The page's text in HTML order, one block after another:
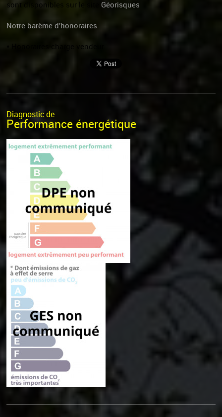
sont disponibles sur le site Géorisques
Notre barème d'honoraires
* Honoraires charge vendeur.
Diagnostic de
Performance énergétique